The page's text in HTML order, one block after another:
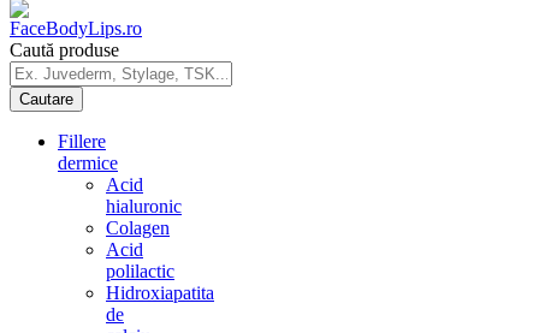
Caută produse
Fillere
dermice
Acid
hialuronic
Colagen
Acid
polilactic
Hidroxiapatita
de